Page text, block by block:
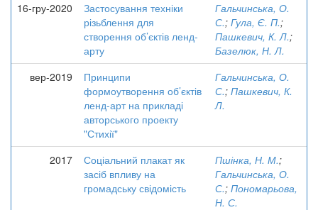
16-гру-2020
Застосування техніки
різьблення для
створення об’єктів ленд-
арту
Гальчинська, О.
С.; Гула, Є. П.;
Пашкевич, К. Л.;
Базелюк, Н. Л.
вер-2019
Принципи
формоутворення об’єктів
ленд-арт на прикладі
авторського проекту
"Стихії"
Гальчинська, О.
С.; Пашкевич, К.
Л.
2017
Соціальний плакат як
засіб впливу на
громадську свідомість
Пшінка, Н. М.;
Гальчинська, О.
С.; Пономарьова,
Н. С.